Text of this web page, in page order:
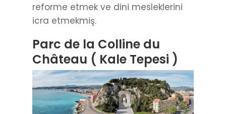
reforme etmek ve dini mesleklerini
icra etmekmiş.
Parc de la Colline du
Château ( Kale Tepesi )